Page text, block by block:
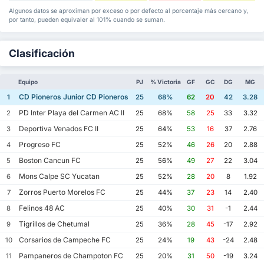
Algunos datos se aproximan por exceso o por defecto al porcentaje más cercano y,
por tanto, pueden equivaler al 101% cuando se suman.
Clasificación
Equipo PJ % Victoria GF GC DG MG
1 CD Pioneros Junior CD Pioneros de Cancun II
25 68% 62 20 42
3.28
2
PD Inter Playa del Carmen AC II 25 68% 58 25 33
3.32
3
Deportiva Venados FC II 25 64% 53 16 37
2.76
4
Progreso FC 25 52% 46 26 20
2.88
5
Boston Cancun FC 25 56% 49 27 22
3.04
6
Mons Calpe SC Yucatan 25 52% 28 20 8
1.92
7
Zorros Puerto Morelos FC 25 44% 37 23 14
2.40
8
Felinos 48 AC 25 40% 30 31 -1
2.44
9
Tigrillos de Chetumal 25 36% 28 45 -17
2.92
10
Corsarios de Campeche FC 25 24% 19 43 -24
2.48
11
Pampaneros de Champoton FC 25 20% 31 50 -19
3.24